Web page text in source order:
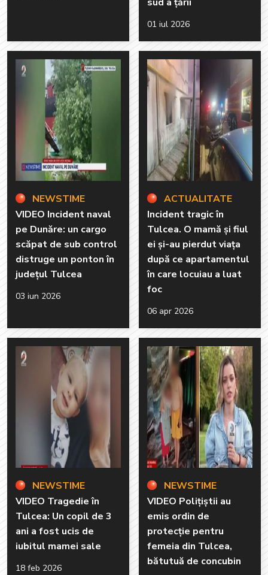
01 iul 2026
NEWSTIME
VIDEO Incident naval
pe Dunăre: un cargo
scăpat de sub control
distruge un ponton în
județul Tulcea
03 iun 2026
ACTUALITATE
Incident tragic în
Tulcea. O mamă și fiul
ei și-au pierdut viața
după ce apartamentul
în care locuiau a luat
foc
06 apr 2026
NEWSTIME
VIDEO Tragedie în
Tulcea: Un copil de 3
ani a fost ucis de
iubitul mamei sale
18 feb 2026
NEWSTIME
VIDEO Polițiștii au
emis ordin de
protecție pentru
femeia din Tulcea,
bătutuă de concubin